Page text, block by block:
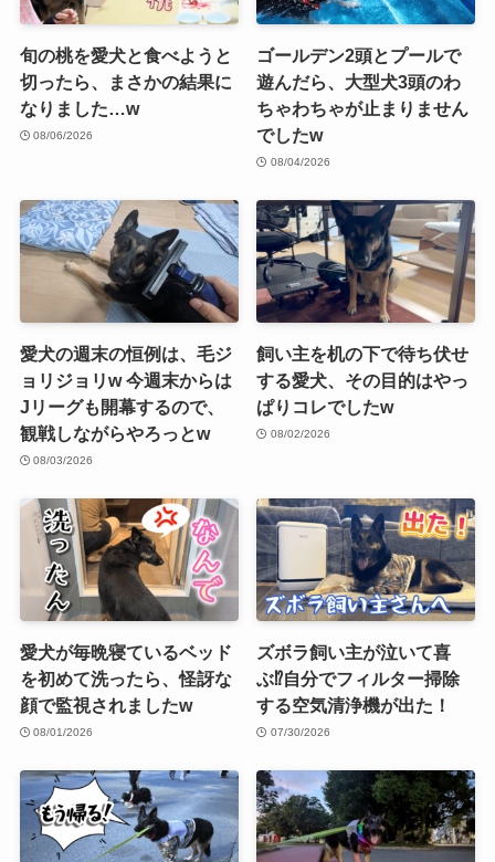
旬の桃を愛犬と食べようと
切ったら、まさかの結果に
なりました…w
08/06/2026
ゴールデン2頭とプールで
遊んだら、大型犬3頭のわ
ちゃわちゃが止まりません
でしたw
08/04/2026
愛犬の週末の恒例は、毛ジ
ョリジョリw 今週末からは
Jリーグも開幕するので、
観戦しながらやろっとw
08/03/2026
飼い主を机の下で待ち伏せ
する愛犬、その目的はやっ
ぱりコレでしたw
08/02/2026
愛犬が毎晩寝ているベッド
を初めて洗ったら、怪訝な
顔で監視されましたw
08/01/2026
ズボラ飼い主が泣いて喜
ぶ⁉︎自分でフィルター掃除
する空気清浄機が出た！
07/30/2026